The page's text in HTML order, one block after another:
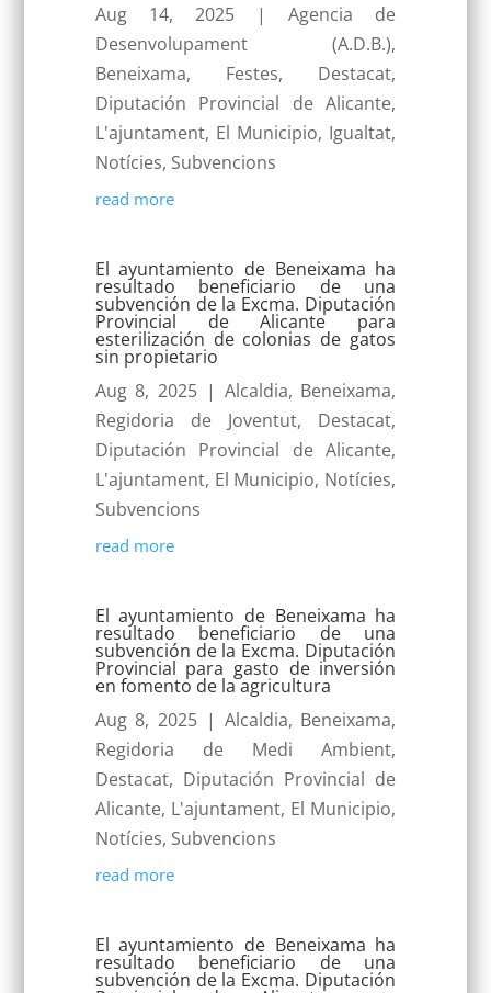
Aug 14, 2025|Agencia de
Desenvolupament (A.D.B.),
Beneixama, Festes, Destacat,
Diputación Provincial de Alicante,
L'ajuntament, El Municipio, Igualtat,
Notícies, Subvencions
read more
El ayuntamiento de Beneixama ha
resultado beneficiario de una
subvención de la Excma. Diputación
Provincial de Alicante para
esterilización de colonias de gatos
sin propietario
Aug 8, 2025 | Alcaldia, Beneixama,
Regidoria de Joventut, Destacat,
Diputación Provincial de Alicante,
L'ajuntament, El Municipio, Notícies,
Subvencions
read more
El ayuntamiento de Beneixama ha
resultado beneficiario de una
subvención de la Excma. Diputación
Provincial para gasto de inversión
en fomento de la agricultura
Aug 8, 2025 | Alcaldia, Beneixama,
Regidoria de Medi Ambient,
Destacat, Diputación Provincial de
Alicante, L'ajuntament, El Municipio,
Notícies, Subvencions
read more
El ayuntamiento de Beneixama ha
resultado beneficiario de una
subvención de la Excma. Diputación